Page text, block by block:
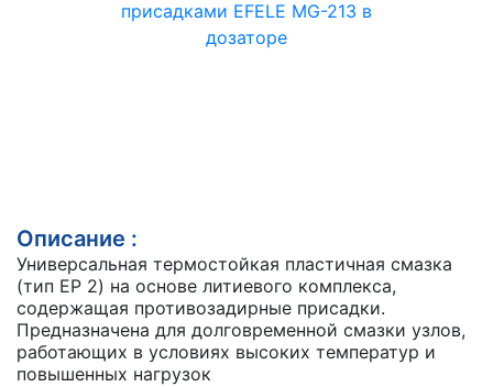
Описание :
Универсальная термостойкая пластичная смазка
(тип EP 2) на основе литиевого комплекса,
содержащая противозадирные присадки.
Предназначена для долговременной смазки узлов,
работающих в условиях высоких температур и
повышенных нагрузок